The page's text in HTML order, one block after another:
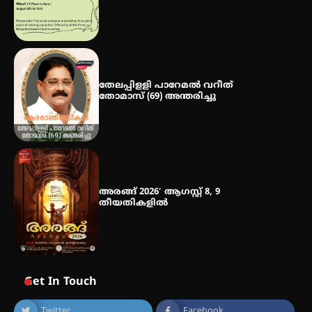
തേലപ്പിളളി പാറേമൽ വറീത്
തോമാസ് (69) അന്തരിച്ചു
അരങ്ങ് 2026′ ആഗസ്റ്റ് 8, 9
തീയതികളിൽ
Get In Touch